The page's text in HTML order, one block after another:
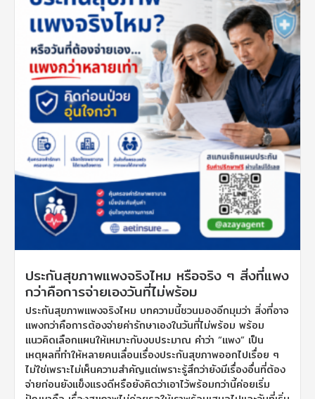
ประกันสุขภาพแพงจริงไหม หรือจริง ๆ สิ่งที่แพง
กว่าคือการจ่ายเองวันที่ไม่พร้อม
ประกันสุขภาพแพงจริงไหม บทความนี้ชวนมองอีกมุมว่า สิ่งที่อาจ
แพงกว่าคือการต้องจ่ายค่ารักษาเองในวันที่ไม่พร้อม พร้อม
แนวคิดเลือกแผนให้เหมาะกับงบประมาณ คำว่า “แพง” เป็น
เหตุผลที่ทำให้หลายคนเลื่อนเรื่องประกันสุขภาพออกไปเรื่อย ๆ
ไม่ใช่เพราะไม่เห็นความสำคัญแต่เพราะรู้สึกว่ายังมีเรื่องอื่นที่ต้อง
จ่ายก่อนยังแข็งแรงดีหรือยังคิดว่าเอาไว้พร้อมกว่านี้ค่อยเริ่ม